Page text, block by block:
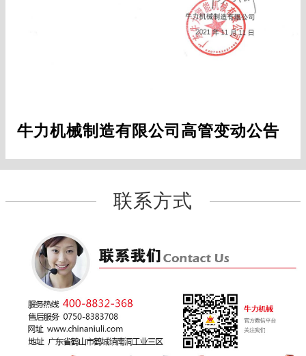
牛力机械制造有限公司高管变动公告
联系方式